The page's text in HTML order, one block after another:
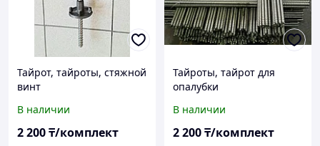
Тайрот, тайроты, стяжной
винт
В наличии
2 200₸/комплект
Тайроты, тайрот для
опалубки
В наличии
2 200₸/комплект